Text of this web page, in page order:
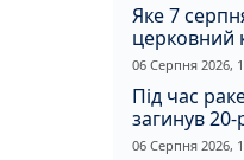
Яке 7
церковний
дня
06 Серпня 2026,
Під час
загинув
06 Серпня 2026,